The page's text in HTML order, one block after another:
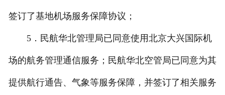
签订了基地机场服务保障协议；
5．民航华北管理局已同意使用北京大兴国际机
场的航务管理通信服务；民航华北空管局已同意为其
提供航行通告、气象等服务保障，并签订了相关服务